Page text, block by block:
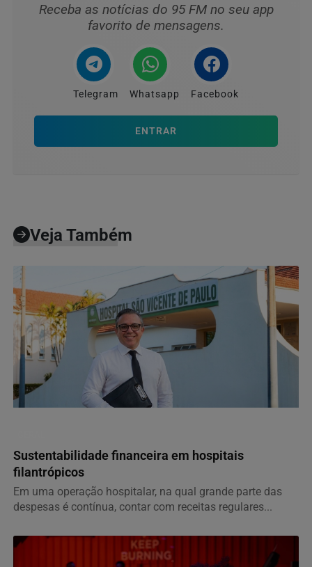
Receba as notícias do 95 FM no seu app
favorito de mensagens.
Telegram Whatsapp Facebook
ENTRAR
Veja Também
Sustentabilidade financeira em hospitais
filantrópicos
Em uma operação hospitalar, na qual grande parte das
despesas é contínua, contar com receitas regulares...